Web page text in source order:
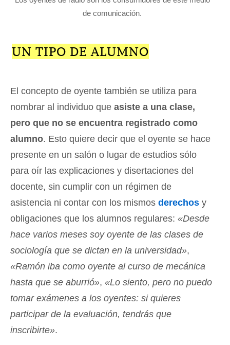
de comunicación.
UN TIPO DE ALUMNO
El concepto de oyente también se utiliza para
nombrar al individuo que asiste a una clase,
pero que no se encuentra registrado como
alumno. Esto quiere decir que el oyente se hace
presente en un salón o lugar de estudios sólo
para oír las explicaciones y disertaciones del
docente, sin cumplir con un régimen de
asistencia ni contar con los mismos derechos y
obligaciones que los alumnos regulares: «Desde
hace varios meses soy oyente de las clases de
sociología que se dictan en la universidad»,
«Ramón iba como oyente al curso de mecánica
hasta que se aburrió», «Lo siento, pero no puedo
tomar exámenes a los oyentes: si quieres
participar de la evaluación, tendrás que
inscribirte».